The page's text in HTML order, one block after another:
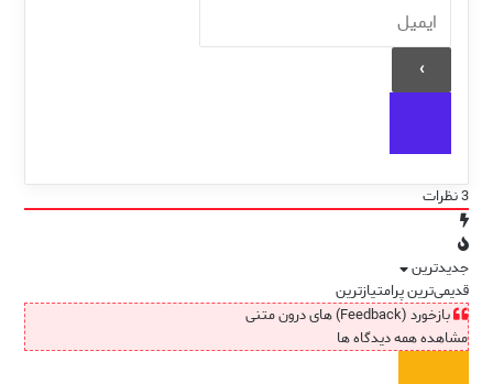
3نظرات
جدیدترین
قدیمی‌ترینپرامتیازترین
بازخورد (Feedback) های درون متنی
مشاهده همه دیدگاه ها